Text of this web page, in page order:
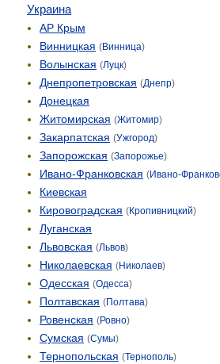
Украина
АР Крым
Винницкая (Винница)
Волынская (Луцк)
Днепропетровская (Днепр)
Донецкая
Житомирская (Житомир)
Закарпатская (Ужгород)
Запорожская (Запорожье)
Ивано-Франковская (Ивано-
Киевская
Кировоградская (Кропивницкий)
Луганская
Львовская (Львов)
Николаевская (Николаев)
Одесская (Одесса)
Полтавская (Полтава)
Ровенская (Ровно)
Сумская (Сумы)
Тернопольская (Тернополь)